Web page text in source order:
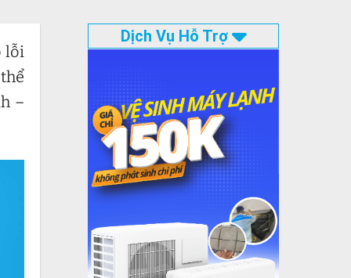
lỗi
–
Dịch Vụ Hỗ Trợ